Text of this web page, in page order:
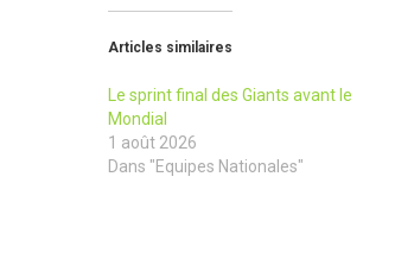
Articles similaires
Le sprint final des Giants avant le
Mondial
1 août 2026
Dans "Equipes Nationales"